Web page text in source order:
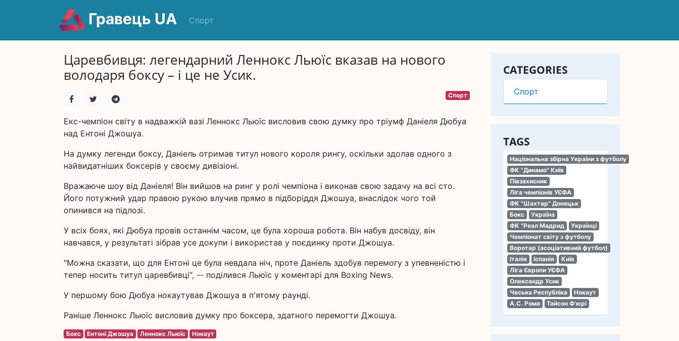
Гравець UA Спорт
CATEGORIES
Спорт
TAGS
Національна збірна України з футболу
ФК "Динамо" Київ
Півзахисник
Ліга чемпіонів УЄФА
ФК "Шахтар" Донецьк
Бокс
Україна
ФК "Реал Мадрид
Українці
Чемпіонат світу з футболу
Воротар (асоціативний футбол)
Італія
Іспанія
Київ
Ліга Європи УЄФА
Олександр Усик
Чеська Республіка
Нокаут
А.С. Рома
Тайсон Ф'юрі
Царевбивця: легендарний Леннокс Льюїс вказав на нового
володаря боксу – і це не Усик.
Спорт
Екс-чемпіон світу в надважкій вазі Леннокс Льюїс висловив свою думку про тріумф Даніеля Дюбуа
над Ентоні Джошуа.
На думку легенди боксу, Даніель отримав титул нового короля рингу, оскільки здолав одного з
найвидатніших боксерів у своєму дивізіоні.
Вражаюче шоу від Даніеля! Він вийшов на ринг у ролі чемпіона і виконав свою задачу на всі сто.
Його потужний удар правою рукою влучив прямо в підборіддя Джошуа, внаслідок чого той
опинився на підлозі.
У всіх боях, які Дюбуа провів останнім часом, це була хороша робота. Він набув досвіду, він
навчався, у результаті зібрав усе докупи і використав у поєдинку проти Джошуа.
"Можна сказати, що для Ентоні це була невдала ніч, проте Даніель здобув перемогу з упевненістю і
тепер носить титул царевбивці", -- поділився Льюїс у коментарі для Boxing News.
У першому бою Дюбуа нокаутував Джошуа в п'ятому раунді.
Раніше Леннокс Льюїс висловив думку про боксера, здатного перемогти Джошуа.
Бокс Ентоні Джошуа Леннокс Льюїс Нокаут